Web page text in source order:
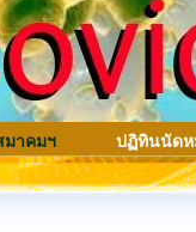
มาคมฯ ปฏิทินนัดห